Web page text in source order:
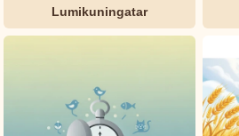
Lumikuningatar